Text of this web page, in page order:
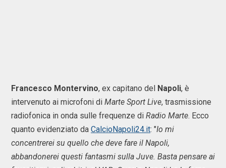
Francesco Montervino, ex capitano del Napoli, è
intervenuto ai microfoni di Marte Sport Live, trasmissione
radiofonica in onda sulle frequenze di Radio Marte. Ecco
quanto evidenziato da CalcioNapoli24.it: "Io mi
concentrerei su quello che deve fare il Napoli,
abbandonerei questi fantasmi sulla Juve. Basta pensare ai